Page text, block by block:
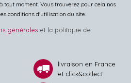
tout moment. Vous trouverez pour cela nos
conditions d'utilisation du site.
générales et la politique de
livraison en France
et click&collect